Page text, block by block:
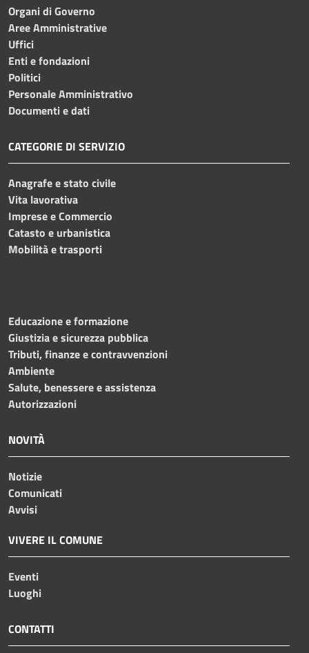
Organi di Governo
Aree Amministrative
Uffici
Enti e fondazioni
Politici
Personale Amministrativo
Documenti e dati
CATEGORIE DI SERVIZIO
Anagrafe e stato civile
Vita lavorativa
Imprese e Commercio
Catasto e urbanistica
Mobilità e trasporti
Educazione e formazione
Giustizia e sicurezza pubblica
Tributi, finanze e contravvenzioni
Ambiente
Salute, benessere e assistenza
Autorizzazioni
NOVITÀ
Notizie
Comunicati
Avvisi
VIVERE IL COMUNE
Eventi
Luoghi
CONTATTI